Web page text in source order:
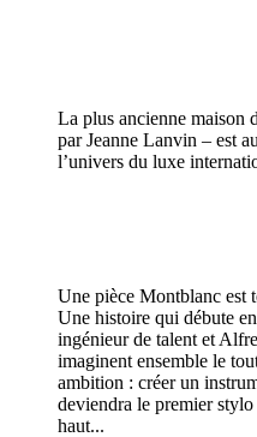
La plus ancienne maison
par Jeanne Lanvin – est
l’univers du luxe
Une pièce Montblanc est
Une histoire qui débute
ingénieur de talent et
imaginent ensemble le
ambition : créer un
deviendra le premier
haut...